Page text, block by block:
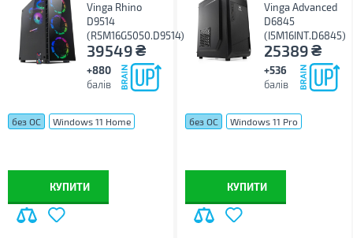
Vinga Rhino
D9514
(R5M16G5050.D9514)
39549₴
+880
балів
без ОС
Windows 11 Home
КУПИТИ
Vinga Advanced
D6845
(I5M16INT.D6845)
25389₴
+536
балів
без ОС Windows 11 Pro
КУПИТИ